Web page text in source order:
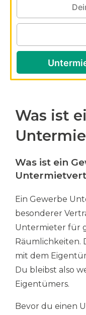
Was ist
Was ist ein
Ein Gewerbe
besonderer
Untermieter für
Räumlichkeiten.
mit dem
Du bleibst also
Eigentümers.
Bevor du einen